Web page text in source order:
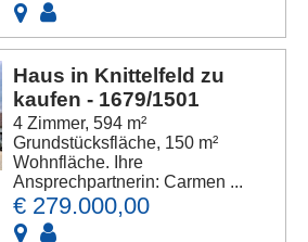
Haus in Knittelfeld zu
kaufen - 1679/1501
4 Zimmer, 594 m²
Grundstücksfläche, 150 m²
Wohnfläche. Ihre
Ansprechpartnerin: Carmen ...
€ 279.000,00